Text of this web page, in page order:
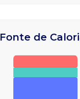
Fonte de